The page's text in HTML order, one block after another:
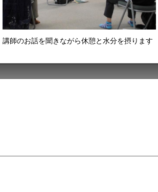
講師のお話を聞きながら休憩と水分を摂ります